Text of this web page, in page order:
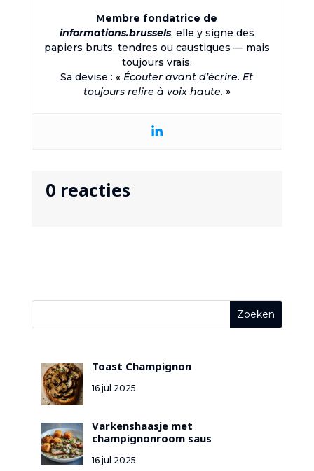
Membre fondatrice de
informations.brussels, elle y signe des
papiers bruts, tendres ou caustiques — mais
toujours vrais.
Sa devise :« Écouter avant d’écrire. Et
toujours relire à voix haute. »
0 reacties
Toast Champignon
16 jul 2025
Varkenshaasje met
champignonroom saus
16 jul 2025